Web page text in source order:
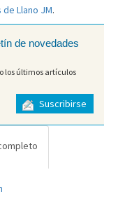
Llano JM.
de novedades
los últimos artículos
Suscribirse